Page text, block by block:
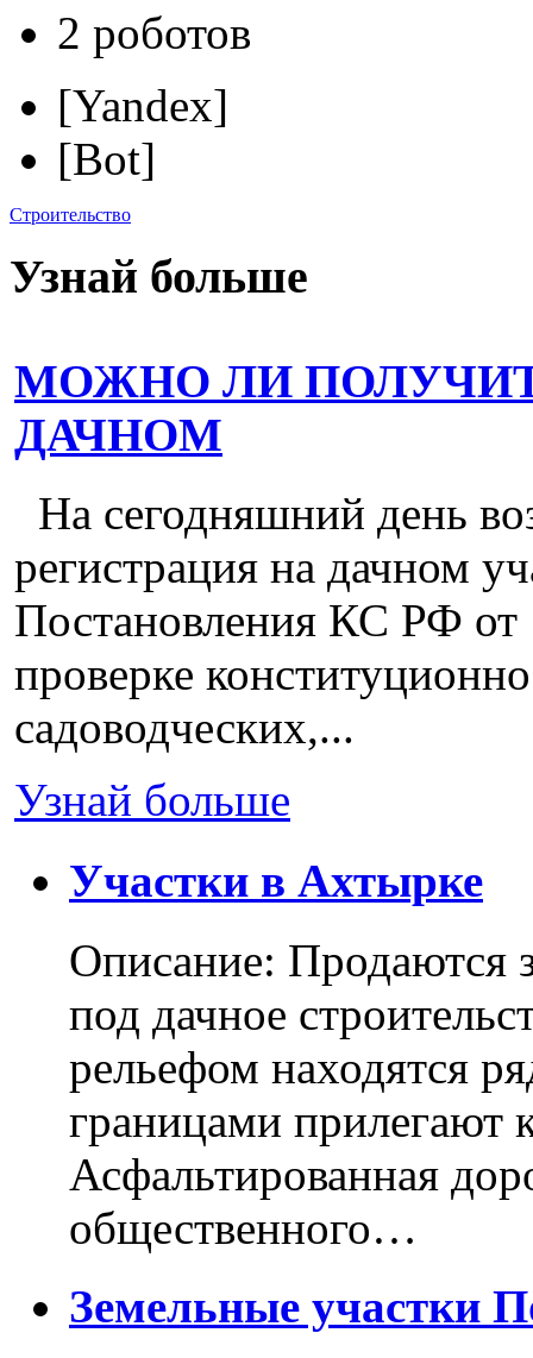
2 роботов
[Yandex]
[Bot]
Строительство
Узнай больше
МОЖНО ЛИ
ДАЧНОМ
На сегодняшний день
регистрация на дачном
Постановления КС РФ
проверке
садоводческих,...
Узнай больше
Участки в Ахтырке
Описание: Продаются
под дачное
рельефом находятся
границами прилегают
Асфальтированная
общественного…
Земельные участки